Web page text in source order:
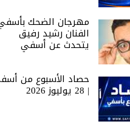
مهرجان الضحك
الفنان رشيد رفيق
يتحدث عن أسفي
حصاد الأسبوع من
| 28 يوليوز 2026